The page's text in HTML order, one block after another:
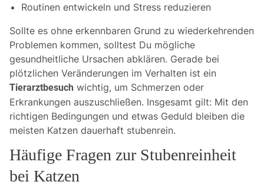
Routinen entwickeln und Stress reduzieren
Sollte es ohne erkennbaren Grund zu wiederkehrenden
Problemen kommen, solltest Du mögliche
gesundheitliche Ursachen abklären. Gerade bei
plötzlichen Veränderungen im Verhalten ist ein
Tierarztbesuch wichtig, um Schmerzen oder
Erkrankungen auszuschließen. Insgesamt gilt: Mit den
richtigen Bedingungen und etwas Geduld bleiben die
meisten Katzen dauerhaft stubenrein.
Häufige Fragen zur Stubenreinheit
bei Katzen